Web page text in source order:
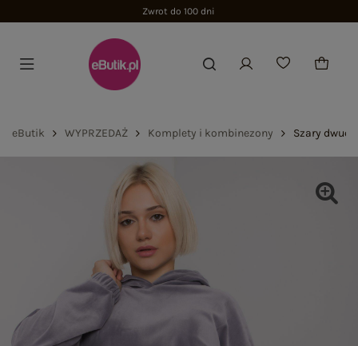
Zwrot do 100 dni
eButik WYPRZEDAŻ Komplety i kombinezony Szary